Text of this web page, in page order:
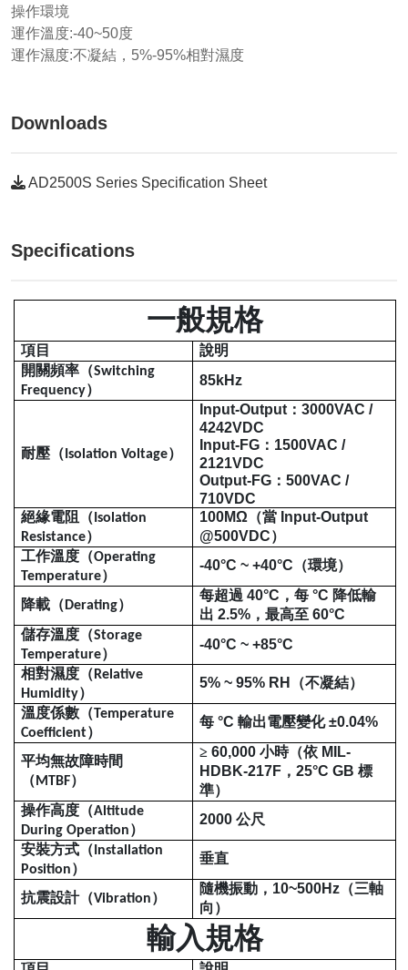
操作環境
運作溫度:-40~50度
運作濕度:不凝結，5%-95%相對濕度
Downloads
AD2500S Series Specification Sheet
Specifications
一般規格
項目
說明
開關頻率（Switching
Frequency）
85kHz
耐壓（ Isolation Voltage）
Input-Output ：3000VAC /
4242VDC
Input-FG ： 1500VAC /
2121VDC
Output-FG ：500VAC /
710VDC
絕緣電阻（ Isolation
Resistance）
100MΩ （當 Input-Output
@500VDC）
工作溫度（Operating
Temperature）
-40°C ~ +40°C （環境）
降載（ Derating）
每超過 40°C ，每 °C 降低輸
出 2.5% ，最高至 60°C
儲存溫度（Storage
Temperature）
-40°C ~ +85°C
相對濕度（ Relative
Humidity）
5% ~ 95% RH
（不凝結）
溫度係數（Temperature
Coefficient）
每 °C輸出電壓變化±0.04%
平均無故障時間
（ MTBF）
≥ 60,000小時（依 MIL-
HDBK-217F ，25°C GB標
準）
操作高度（Altitude
During Operation）
2000公尺
安裝方式（ Installation
Position）
垂直
抗震設計（Vibration）
隨機振動， 10~500Hz （三軸
向）
輸入規格